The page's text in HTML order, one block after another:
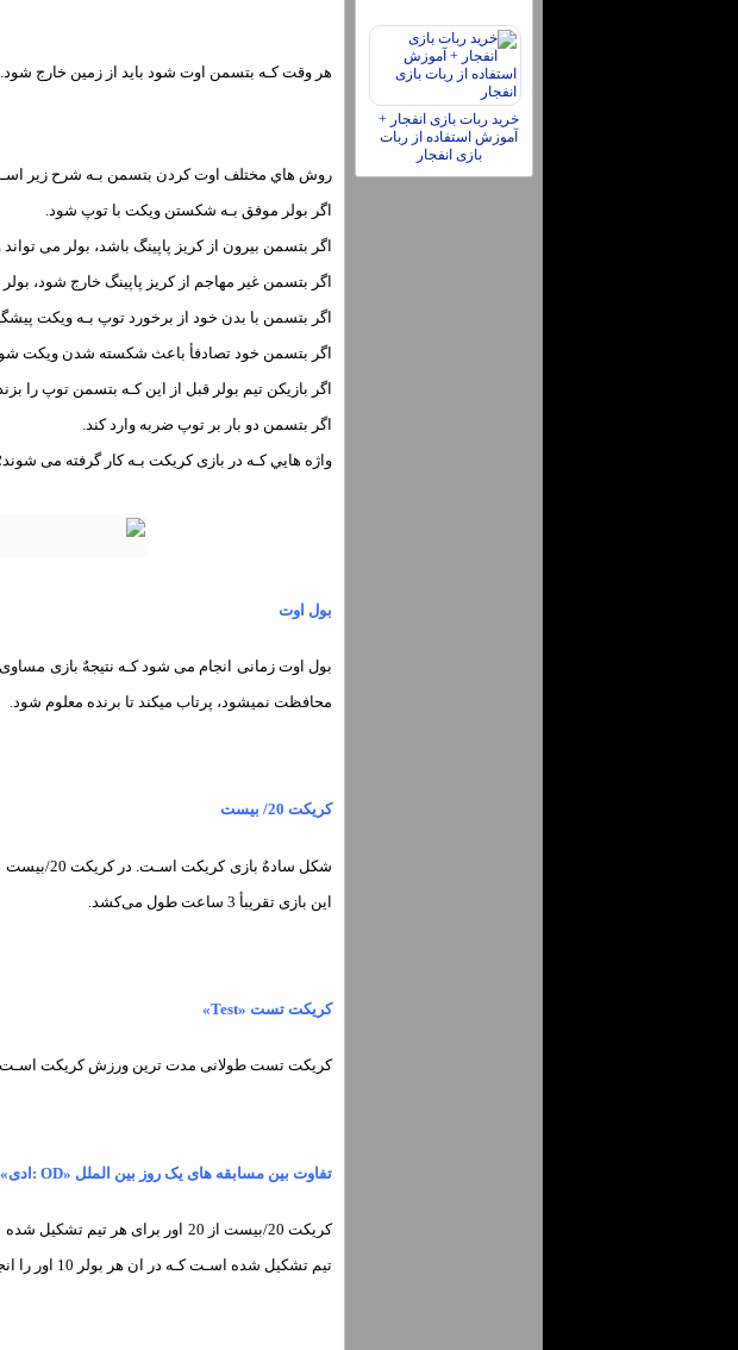
خرید ربات بازی انفجار +
آموزش استفاده از ربات
بازی انفجار
هر وقت کـه بتسمن اوت شود باید از زمین خارج شود. اگر تیم بولر توانست 10 اوت
روش هاي مختلف اوت کردن بتسمن بـه شرح زیر
اگر بولر موفق بـه شکستن ویکت با توپ شود.
اگر بتسمن بیرون از کریز پاپینگ باشد، بولر می
اگر بتسمن غیر مهاجم از کریز پاپینگ خارج شود،
اگر بتسمن با بدن خود از برخورد توپ بـه ویکت
اگر بتسمن خود تصادفأ باعث شکسته شدن ویکت
اگر بازیکن تیم بولر قبل از این کـه بتسمن توپ را
اگر بتسمن دو بار بر توپ ضربه وارد کند.
واژه هایي کـه در بازی کریکت بـه کار گرفته می شوند؛
بول اوت
محافظت نمیشود، پرتاب میکند تا برنده معلوم شود.
کریکت 20/ بیست
این بازی تقریبأ 3 ساعت طول می‌کشد.
کریکت تست «Test»
کریکت تست طولانی مدت ترین ورزش کریکت اسـت. این مسابقه از 4 ایننینگ تشکیل شده اسـت
تفاوت بین مسابقه های یک روز بین الملل «OD :ادی» و کریکت 20/ بیست چیست؟
تیم تشکیل شده اسـت کـه در ان هر بولر 10 اور را انجام میدهد.